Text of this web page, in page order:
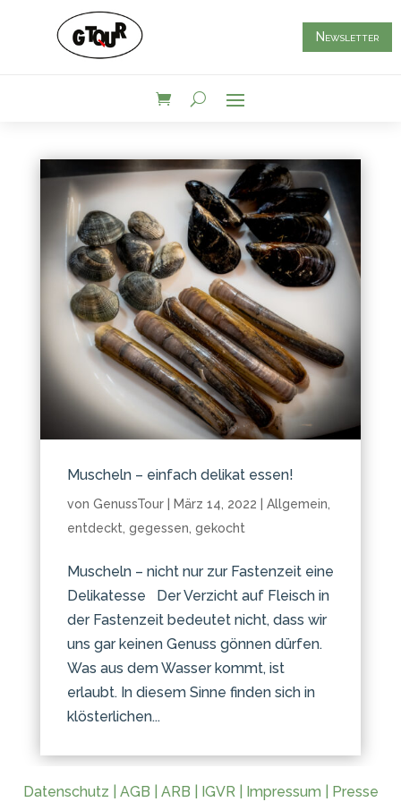
Newsletter
Muscheln – einfach delikat essen!
von GenussTour| März 14, 2022 Allgemein
entdeckt gegessen gekocht
Muscheln – nicht nur zur Fastenzeit eine
Delikatesse Der Verzicht auf Fleisch in
der Fastenzeit bedeutet nicht, dass wir
uns gar keinen Genuss gönnen dürfen.
Was aus dem Wasser kommt, ist
erlaubt. In diesem Sinne finden sich in
klösterlichen...
Datenschutz AGB ARB IGVR| Impressum Presse